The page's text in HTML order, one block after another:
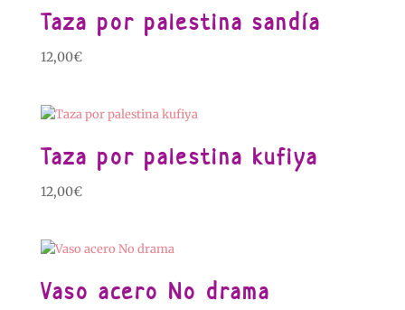
Taza por palestina sandía
12,00€
Taza por palestina kufiya
12,00€
Vaso acero No drama